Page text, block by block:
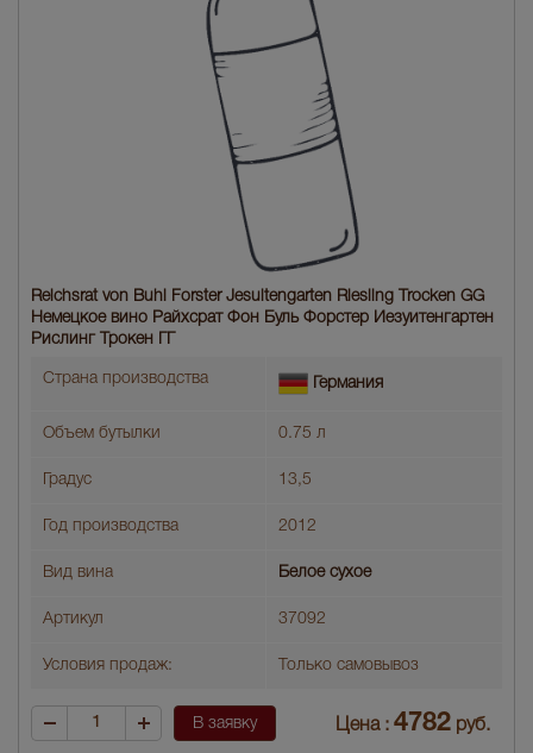
Reichsrat von Buhl Forster Jesuitengarten Riesling Trocken GG
Немецкое вино Райхсрат Фон Буль Форстер Иезуитенгартен
Рислинг Трокен ГГ
Страна производства Германия
Объем бутылки 0.75 л
Градус 13,5
Год производства 2012
Вид вина Белое сухое
Артикул 37092
Условия продаж: Только самовывоз
В заявку Цена : 4782 руб.